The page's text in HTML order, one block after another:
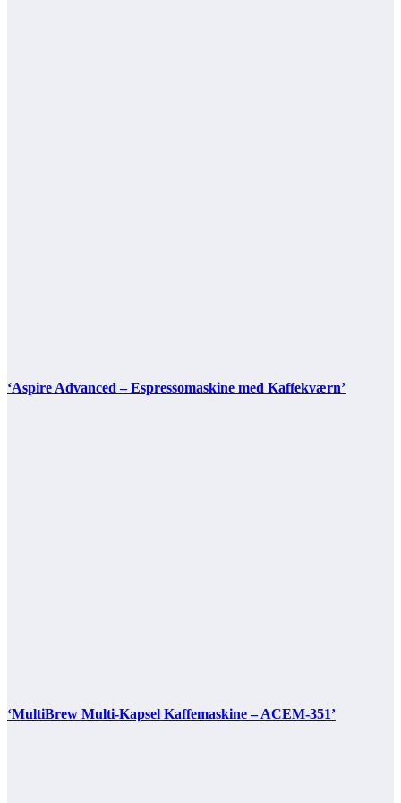
‘Aspire Advanced – Espressomaskine med Kaffekværn’
‘MultiBrew Multi-Kapsel Kaffemaskine – ACEM-351’